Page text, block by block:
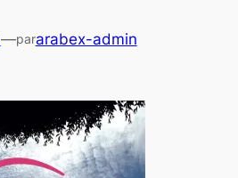
—pararabex-admin